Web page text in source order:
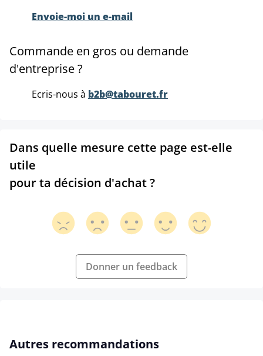
Envoie-moi un e-mail
Commande en gros ou demande
d'entreprise ?
Ecris-nous à b2b@tabouret.fr
Dans quelle mesure cette page est-elle
utile
pour ta décision d'achat ?
Donner un feedback
Ignorer la galerie de produits
Autres recommandations